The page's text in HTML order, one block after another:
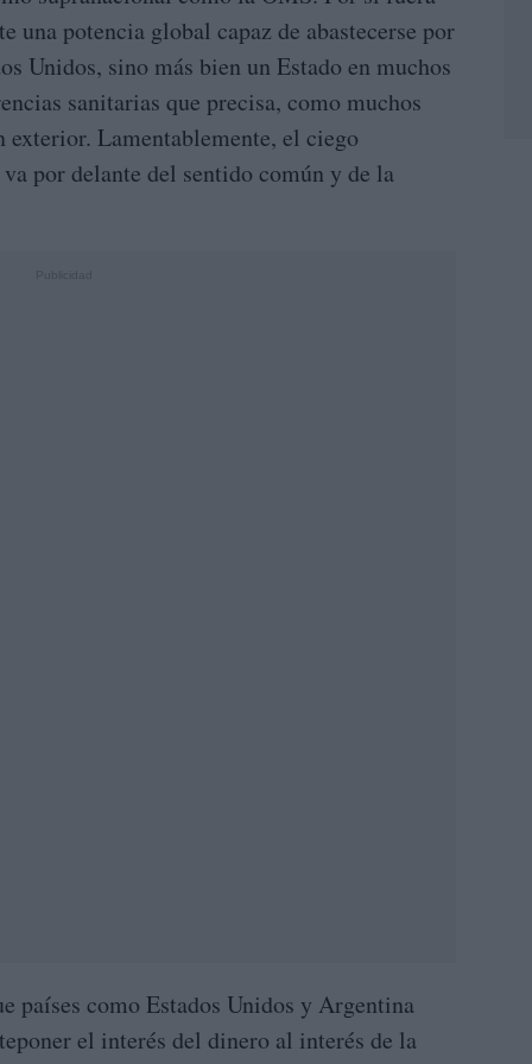
una potencia global capaz de abastecerse por
Unidos, sino más bien un Estado en muchos
sanitarias que precisa, como muchos
Lamentablemente, el ciego
por delante del sentido común y de la
países como Estados Unidos y Argentina
el interés del dinero al interés de la